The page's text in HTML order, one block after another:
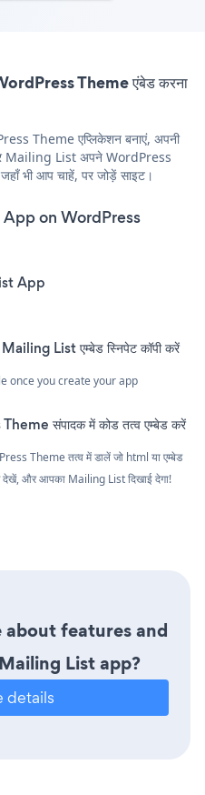
Theme एंबेड करना
Theme एप्लिकेशन बनाएं, अपनी
Mailing List अपने WordPress
भी आप चाहें, पर जोड़ें साइट।
on WordPress
App
List एम्बेड स्निपेट कॉपी करें
once you create your app
संपादक में कोड तत्व एम्बेड करें
Theme तत्व में डालें जो html या एम्बेड
देखें, और आपका Mailing List दिखाई देगा!
features and
List app?
details